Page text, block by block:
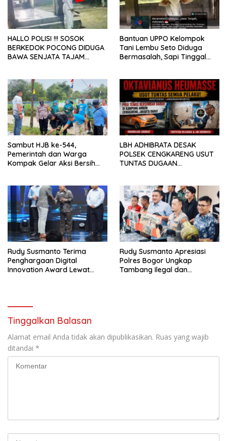
HALLO POLISI !!! SOSOK
BERKEDOK POCONG DIDUGA
BAWA SENJATA TAJAM
LEBONG
Bantuan UPPO Kelompok
Tani Lembu Seto Diduga
Bermasalah, Sapi Tinggal
Sambut HJB ke-544,
Pemerintah dan Warga
Kompak Gelar Aksi Bersih
LBH ADHIBRATA DESAK
POLSEK CENGKARENG USUT
TUNTAS DUGAAN
Rudy Susmanto Terima
Penghargaan Digital
Innovation Award Lewat
Rudy Susmanto Apresiasi
Polres Bogor Ungkap
Tambang Ilegal dan
Tinggalkan Balasan
Alamat email Anda tidak akan dipublikasikan. Ruas yang wajib
ditandai *